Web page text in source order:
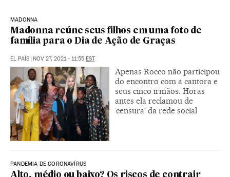
MADONNA
Madonna reúne seus filhos em uma foto de
família para o Dia de Ação de Graças
EL PAÍS | NOV 27, 2021 - 11:55 EST
Apenas Rocco não participou
do encontro com a cantora e
seus cinco irmãos. Horas
antes ela reclamou de
‘censura’ da rede social
PANDEMIA DE CORONAVÍRUS
Alto, médio ou baixo? Os riscos de contrair